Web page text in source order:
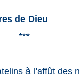
de Dieu
***
à l'affût des